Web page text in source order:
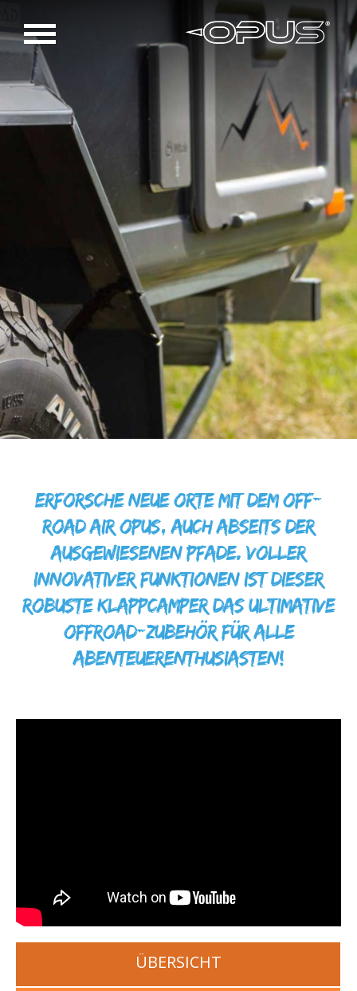
Erforsche neue Orte mit dem Off-
Road AIR OPUS, auch abseits der
ausgewiesenen Pfade. Voller
innovativer Funktionen ist dieser
robuste Klappcamper das ultimative
Offroad-Zubehör für alle
Abenteuerenthusiasten!
ÜBERSICHT